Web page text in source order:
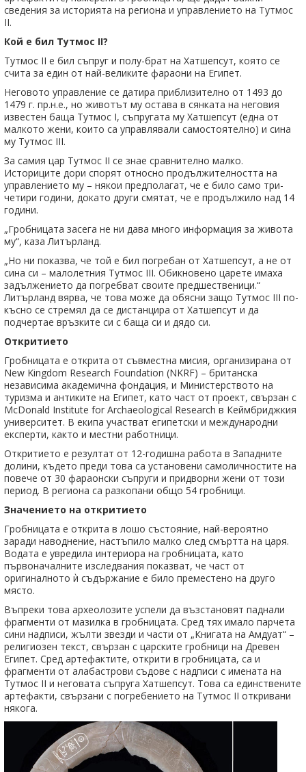
сведения за историята на региона и управлението на Тутмос
II.
Кой е бил Тутмос II?
Тутмос II е бил съпруг и полу-брат на Хатшепсут, която се
счита за един от най-великите фараони на Египет.
Неговото управление се датира приблизително от 1493 до
1479 г. пр.н.е., но животът му остава в сянката на неговия
известен баща Тутмос I, съпругата му Хатшепсут (една от
малкото жени, които са управлявали самостоятелно) и сина
му Тутмос III.
За самия цар Тутмос II се знае сравнително малко.
Историците дори спорят относно продължителността на
управлението му – някои предполагат, че е било само три-
четири години, докато други смятат, че е продължило над 14
години.
„Гробницата засега не ни дава много информация за живота
му“, каза Литърланд.
„Но ни показва, че той е бил погребан от Хатшепсут, а не от
сина си – малолетния Тутмос III. Обикновено царете имаха
задължението да погребват своите предшественици.“
Литърланд вярва, че това може да обясни защо Тутмос III по-
късно се стремял да се дистанцира от Хатшепсут и да
подчертае връзките си с баща си и дядо си.
Откритието
Гробницата е открита от съвместна мисия, организирана от
New Kingdom Research Foundation (NKRF) – британска
независима академична фондация, и Министерството на
туризма и антиките на Египет, като част от проект, свързан с
McDonald Institute for Archaeological Research в Кеймбриджкия
университет. В екипа участват египетски и международни
експерти, както и местни работници.
Откритието е резултат от 12-годишна работа в Западните
долини, където преди това са установени самоличностите на
повече от 30 фараонски съпруги и придворни жени от този
период. В региона са разкопани общо 54 гробници.
Значението на откритието
Гробницата е открита в лошо състояние, най-вероятно
заради наводнение, настъпило малко след смъртта на царя.
Водата е увредила интериора на гробницата, като
първоначалните изследвания показват, че част от
оригиналното ѝ съдържание е било преместено на друго
място.
Въпреки това археолозите успели да възстановят паднали
фрагменти от мазилка в гробницата. Сред тях имало парчета
сини надписи, жълти звезди и части от „Книгата на Амдуат“ –
религиозен текст, свързан с царските гробници на Древен
Египет. Сред артефактите, открити в гробницата, са и
фрагменти от алабастрови съдове с надписи с имената на
Тутмос II и неговата съпруга Хатшепсут. Това са единствените
артефакти, свързани с погребението на Тутмос II откривани
някога.